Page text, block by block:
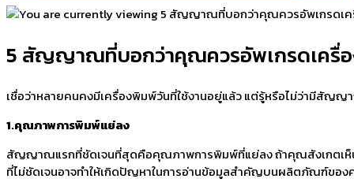
5 สัญญาณที่บอกว่าคุณควรอัพเกรดเครื่
เชื่อว่าหลายคนคงมีเครื่องพิมพ์วันที่ใช้งานอยู่แล้ว แต่รู้หรือไม่ว่ามีสั
1.คุณภาพการพิมพ์แย่ลง
สัญญาณแรกที่ชัดเจนที่สุดคือคุณภาพการพิมพ์ที่แย่ลง ถ้าคุณสังเกตเห็
ที่ไม่ชัดเจนอาจทำให้เกิดปัญหาในการอ่านข้อมูลสำคัญบนผลิตภัณฑ์ขอ